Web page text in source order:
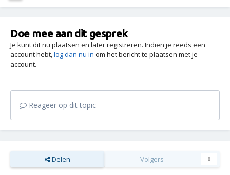
Doe mee aan dit gesprek
Je kunt dit nu plaatsen en later registreren. Indien je reeds een
account hebt,log dan nu in om het bericht te plaatsen met je
account.
Reageer op dit topic
Delen Volgers 0